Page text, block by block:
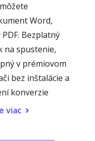
Word,
Bezplatný
na spustenie,
v prémiovom
bez inštalácie a
konverzie
viac